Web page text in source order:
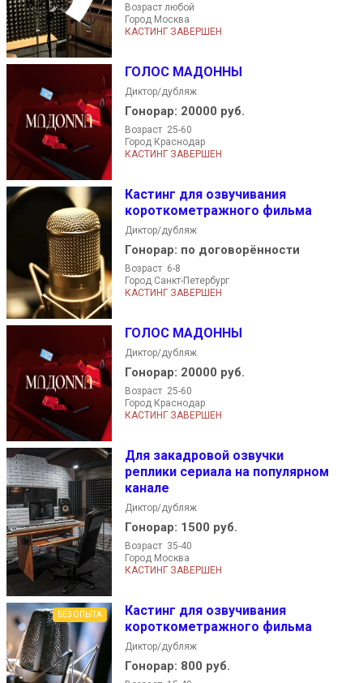
Возраст любой
Город Москва
КАСТИНГ ЗАВЕРШЕН
ГОЛОС МАДОННЫ
Диктор/дубляж
Гонорар: 20000 руб.
Возраст 25-60
Город Краснодар
КАСТИНГ ЗАВЕРШЕН
Кастинг для озвучивания
короткометражного фильма
Диктор/дубляж
Гонорар: по договорённости
Возраст 6-8
Город Санкт-Петербург
КАСТИНГ ЗАВЕРШЕН
ГОЛОС МАДОННЫ
Диктор/дубляж
Гонорар: 20000 руб.
Возраст 25-60
Город Краснодар
КАСТИНГ ЗАВЕРШЕН
Для закадровой озвучки
реплики сериала на популярном
канале
Диктор/дубляж
Гонорар: 1500 руб.
Возраст 35-40
Город Москва
КАСТИНГ ЗАВЕРШЕН
БЕЗ ОПЫТА
Кастинг для озвучивания
короткометражного фильма
Диктор/дубляж
Гонорар: 800 руб.